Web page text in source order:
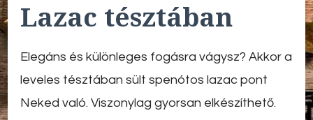
Lazac tésztában
Elegáns és különleges fogásra vágysz? Akkor a
leveles tésztában sült spenótos lazac pont
Neked való. Viszonylag gyorsan elkészíthető.